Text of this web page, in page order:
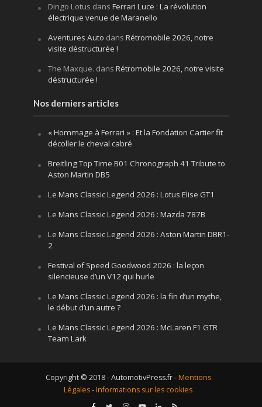
Dingo Lotus dans Ferrari Luce : La révolution
électrique venue de Maranello
Aventures Auto dans Rétromobile 2026, notre
visite déstructurée !
The Maxque. dans Rétromobile 2026, notre visite
déstructurée !
Nos derniers articles
« Hommage à Ferrari » : Et la Fondation Cartier fit
décoller le cheval cabré
Breitling Top Time B01 Chronograph 41 Tribute to
Aston Martin DB5
Le Mans Classic Legend 2026 : Lotus Elise GT1
Le Mans Classic Legend 2026 : Mazda 787B
Le Mans Classic Legend 2026 : Aston Martin DBR1-
2
Festival of Speed Goodwood 2026 : la leçon
silencieuse d’un V12 qui hurle
Le Mans Classic Legend 2026 : la fin d’un mythe,
le début d’un autre ?
Le Mans Classic Legend 2026 : McLaren F1 GTR
Team Lark
Copyright © 2018 - AutomotivPress.fr -Mentions
Légales-Informations sur les cookies